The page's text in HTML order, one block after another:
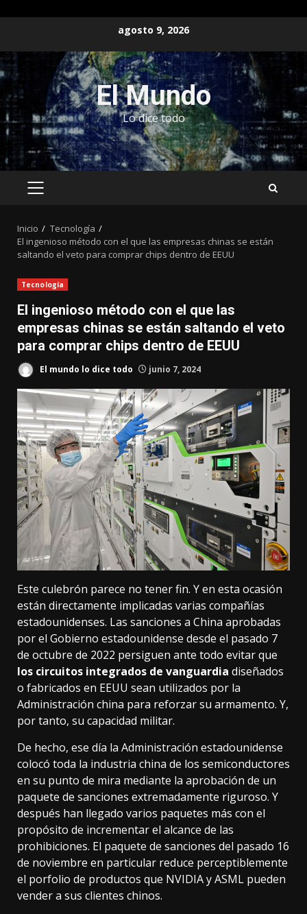
contenido
agosto 9, 2026
El Mundo
Lo dice todo
MENÚ
Inicio
Tecnología
El ingenioso método con el que las empresas chinas se están
saltando el veto para comprar chips dentro de EEUU
Tecnología
El ingenioso método con el que las
empresas chinas se están saltando el veto
para comprar chips dentro de EEUU
El mundo lo dice todo junio 7, 2024
Este culebrón parece no tener fin. Y en esta ocasión
están directamente implicadas varias compañías
estadounidenses. Las sanciones a China aprobadas
por el Gobierno estadounidense desde el pasado 7
de octubre de 2022 persiguen ante todo evitar que
los circuitos integrados de vanguardia diseñados
o fabricados en EEUU sean utilizados por la
Administración china para reforzar su armamento. Y,
por tanto, su capacidad militar.
De hecho, ese día la Administración estadounidense
colocó toda la industria china de los semiconductores
en su punto de mira mediante la aprobación de un
paquete de sanciones extremadamente riguroso. Y
después han llegado varios paquetes más con el
propósito de incrementar el alcance de las
prohibiciones. El paquete de sanciones del pasado 16
de noviembre en particular reduce perceptiblemente
el porfolio de productos que NVIDIA y ASML pueden
vendera sus clientes chinos.